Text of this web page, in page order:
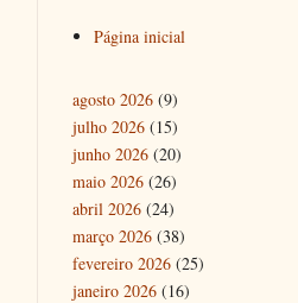
Página inicial
agosto 2026 (9)
julho 2026 (15)
junho 2026 (20)
maio 2026 (26)
abril 2026 (24)
março 2026 (38)
fevereiro 2026 (25)
janeiro 2026 (16)